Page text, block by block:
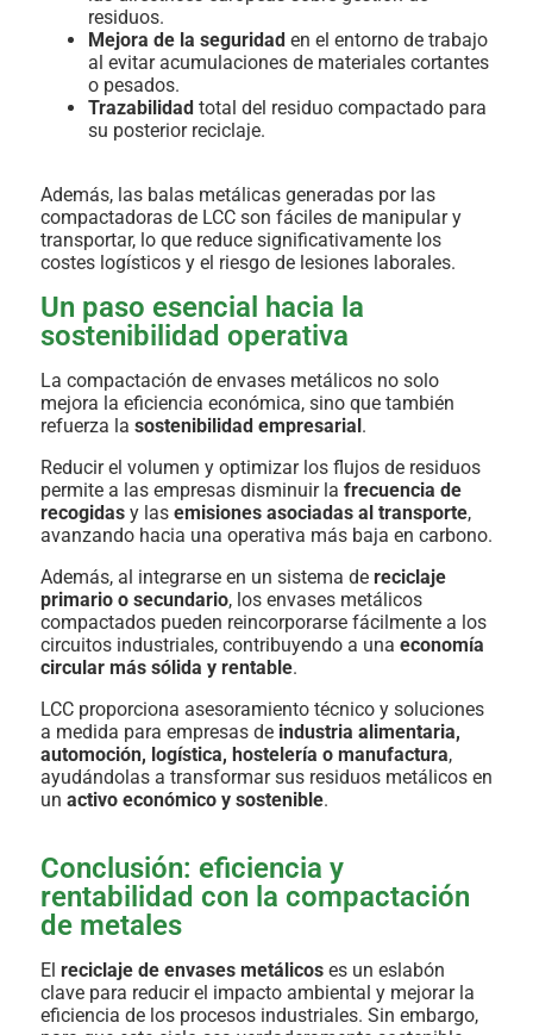
residuos.
Mejora de la seguridad en el entorno de trabajo
al evitar acumulaciones de materiales cortantes
o pesados.
Trazabilidad total del residuo compactado para
su posterior reciclaje.
Además, las balas metálicas generadas por las
compactadoras de LCC son fáciles de manipular y
transportar, lo que reduce significativamente los
costes logísticos y el riesgo de lesiones laborales.
Un paso esencial hacia la
sostenibilidad operativa
La compactación de envases metálicos no solo
mejora la eficiencia económica, sino que también
refuerza la sostenibilidad empresarial .
Reducir el volumen y optimizar los flujos de residuos
permite a las empresas disminuir la frecuencia de
recogidas y las emisiones asociadas al transporte,
avanzando hacia una operativa más baja en carbono.
Además, al integrarse en un sistema de reciclaje
primario o secundario, los envases metálicos
compactados pueden reincorporarse fácilmente a los
circuitos industriales, contribuyendo a una economía
circular más sólida y rentable.
LCC proporciona asesoramiento técnico y soluciones
a medida para empresas de industria alimentaria,
automoción, logística, hostelería o manufactura,
ayudándolas a transformar sus residuos metálicos en
un activo económico y sostenible.
Conclusión: eficiencia y
rentabilidad con la compactación
de metales
El reciclaje de envases metálicos es un eslabón
clave para reducir el impacto ambiental y mejorar la
eficiencia de los procesos industriales. Sin embargo,